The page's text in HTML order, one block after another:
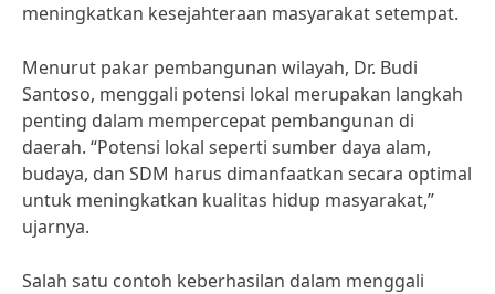
meningkatkan kesejahteraan masyarakat setempat.
Menurut pakar pembangunan wilayah, Dr. Budi
Santoso, menggali potensi lokal merupakan langkah
penting dalam mempercepat pembangunan di
daerah. “Potensi lokal seperti sumber daya alam,
budaya, dan SDM harus dimanfaatkan secara optimal
untuk meningkatkan kualitas hidup masyarakat,”
ujarnya.
Salah satu contoh keberhasilan dalam menggali